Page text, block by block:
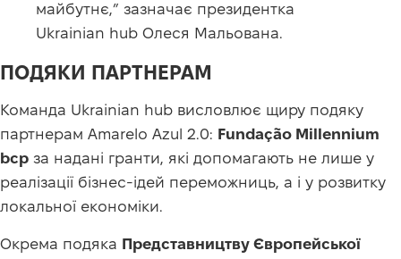
майбутнє,” зазначає президентка
Ukrainian hub Олеся Мальована.
ПОДЯКИ ПАРТНЕРАМ
Команда Ukrainian hub висловлює щиру подяку
партнерам Amarelo Azul 2.0: Fundação Millennium
bcp за надані гранти, які допомагають не лише у
реалізації бізнес-ідей переможниць, а і у розвитку
локальної економіки.
Окрема подяка Представництву Європейської